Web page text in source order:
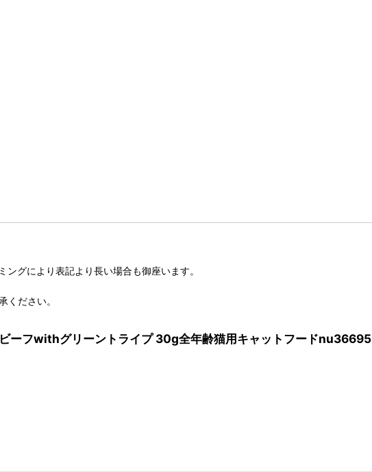
グにより表記より長い場合も御座います。
ださい。
ーフwithグリーントライプ 30g全年齢猫用キャットフードnu36695